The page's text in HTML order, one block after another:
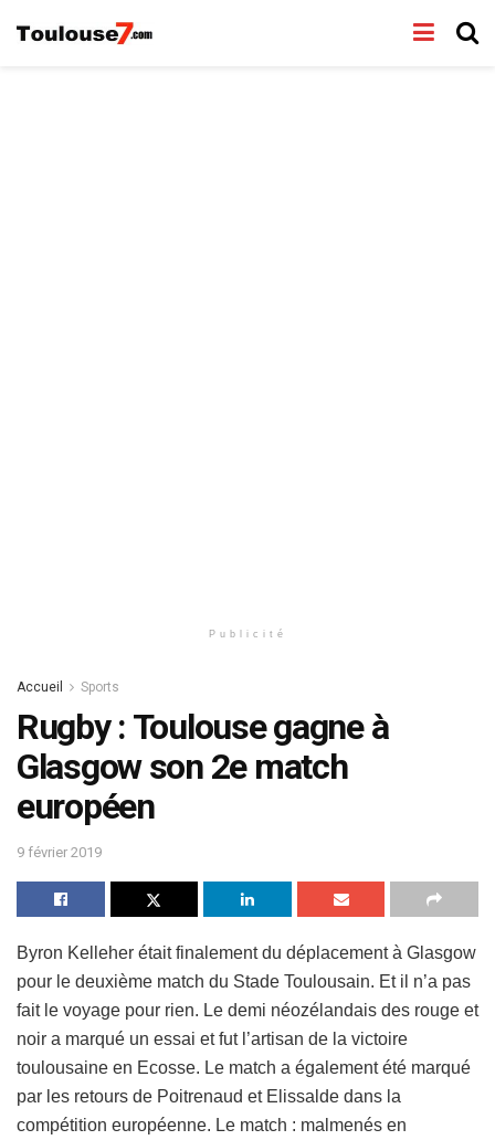
Publicité
Accueil Sports
Rugby : Toulouse gagne à
Glasgow son 2e match
européen
9 février 2019
Byron Kelleher était finalement du déplacement à Glasgow
pour le deuxième match du Stade Toulousain. Et il n’a pas
fait le voyage pour rien. Le demi néozélandais des rouge et
noir a marqué un essai et fut l’artisan de la victoire
toulousaine en Ecosse. Le match a également été marqué
par les retours de Poitrenaud et Elissalde dans la
compétition européenne. Le match : malmenés en